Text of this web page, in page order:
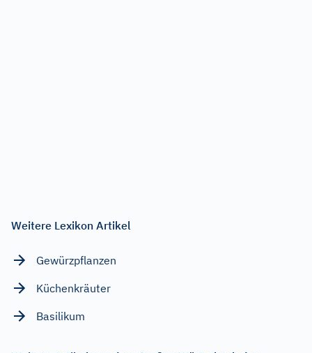
Weitere Lexikon Artikel
Gewürzpflanzen
Küchenkräuter
Basilikum